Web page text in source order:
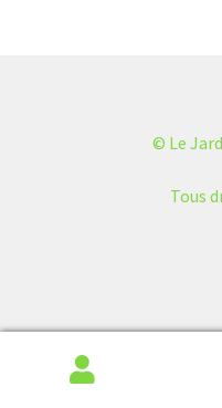
© Le
Tous
Recherche
Recherche